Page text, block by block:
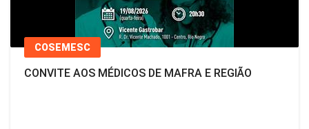
COSEMESC
CONVITE AOS MÉDICOS DE MAFRA E REGIÃO